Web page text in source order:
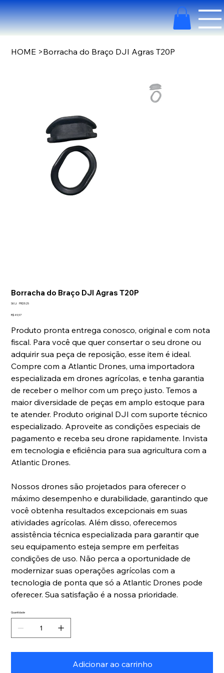
HOME >Borracha do Braço DJI Agras T20P
Borracha do Braço DJI Agras T20P
SKU: SKU
PRD525
Preço
R$ 49,97
Produto pronta entrega conosco, original e com nota
fiscal. Para você que quer consertar o seu drone ou
adquirir sua peça de reposição, esse item é ideal.
Compre com a Atlantic Drones, uma importadora
especializada em drones agrícolas, e tenha garantia
de receber o melhor com um preço justo. Temos a
maior diversidade de peças em amplo estoque para
te atender. Produto original DJI com suporte técnico
especializado. Aproveite as condições especiais de
pagamento e receba seu drone rapidamente. Invista
em tecnologia e eficiência para sua agricultura com a
Atlantic Drones.
Nossos drones são projetados para oferecer o
máximo desempenho e durabilidade, garantindo que
você obtenha resultados excepcionais em suas
atividades agrícolas. Além disso, oferecemos
assistência técnica especializada para garantir que
seu equipamento esteja sempre em perfeitas
condições de uso. Não perca a oportunidade de
modernizar suas operações agrícolas com a
tecnologia de ponta que só a Atlantic Drones pode
oferecer. Sua satisfação é a nossa prioridade.
Quantidade
Adicionar ao carrinho